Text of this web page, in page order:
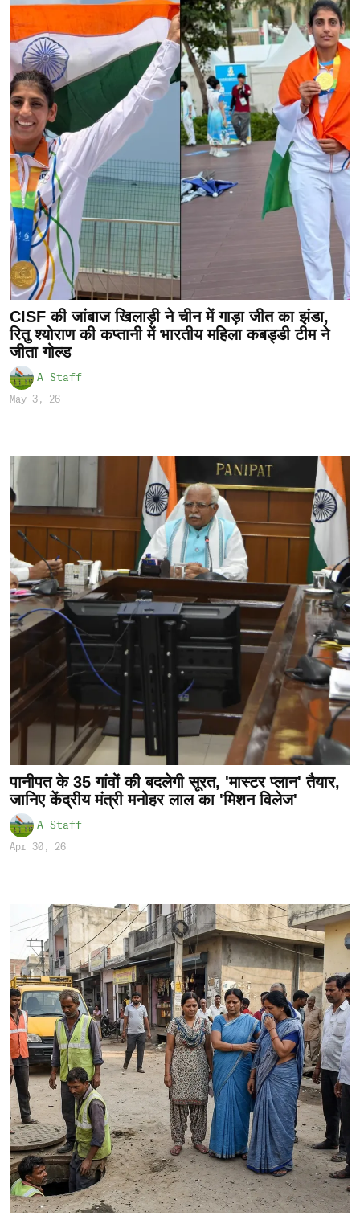
CISF की जांबाज खिलाड़ी ने चीन में गाड़ा जीत का झंडा,
रितु श्योराण की कप्तानी में भारतीय महिला कबड्डी टीम ने
जीता गोल्ड
A Staff
May 3, 26
पानीपत के 35 गांवों की बदलेगी सूरत, 'मास्टर प्लान' तैयार,
जानिए केंद्रीय मंत्री मनोहर लाल का 'मिशन विलेज'
A Staff
Apr 30, 26